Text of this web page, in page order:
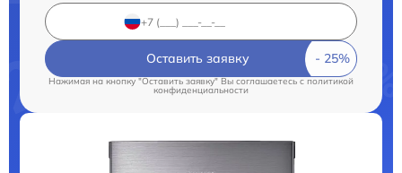
Оставить заявку
Нажимая на кнопку "Оставить заявку" Вы соглашаетесь c политикой
конфиденциальности